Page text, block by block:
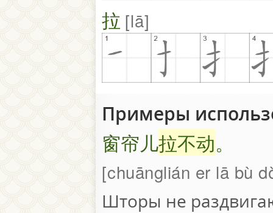
拉 lā
Примеры
窗帘儿拉不动。
chuānglián er lā bù
Шторы не